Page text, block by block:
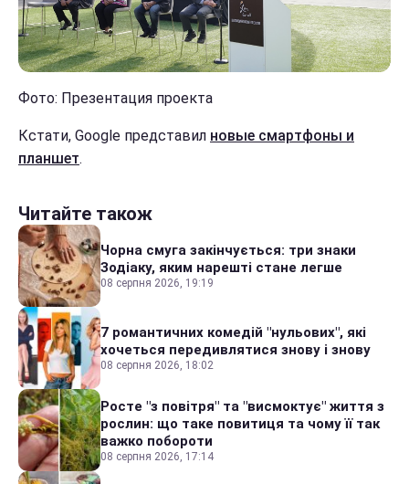
Фото: Презентация проекта
Кстати, Google представил новые смартфоны и
планшет.
Читайте також
Чорна смуга закінчується: три знаки
Зодіаку, яким нарешті стане легше
08 серпня 2026, 19:19
7 романтичних комедій "нульових", які
хочеться передивлятися знову і знову
08 серпня 2026, 18:02
Росте "з повітря" та "висмоктує" життя з
рослин: що таке повитиця та чому її так
важко побороти
08 серпня 2026, 17:14